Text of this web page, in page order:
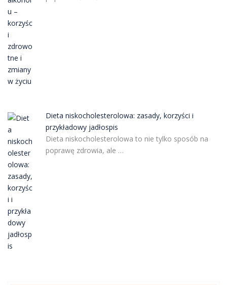
Dieta niskocholesterolowa: zasady, korzyści i
przykładowy jadłospis
Dieta niskocholesterolowa to nie tylko sposób na
poprawę zdrowia, ale …